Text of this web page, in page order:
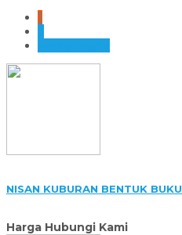
1
NISAN KUBURAN BENTUK BUKU
Harga Hubungi Kami